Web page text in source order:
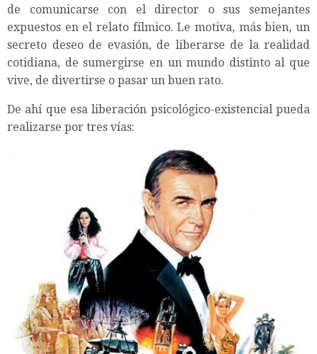
de comunicarse con el director o sus semejantes
expuestos en el relato fílmico. Le motiva, más bien, un
secreto deseo de evasión, de liberarse de la realidad
cotidiana, de sumergirse en un mundo distinto al que
vive, de divertirse o pasar un buen rato.
De ahí que esa liberación psicológico-existencial pueda
realizarse por tres vías: